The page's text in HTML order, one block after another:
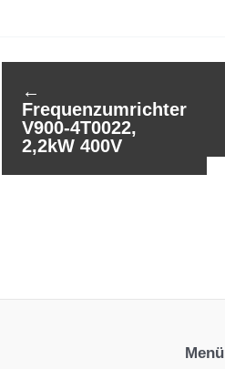
←
Frequenzumrichter
V900-4T0022,
2,2kW 400V
Menü